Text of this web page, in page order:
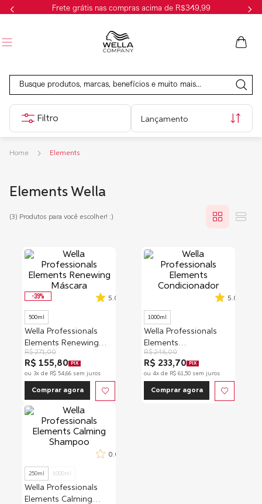
Frete grátis nas compras acima de R$349,99
Busque produtos, marcas, benefícios e muito mais...
Lançamento
Elements
Elements Wella
(3) Produtos para você escolher! :)
-39% 5.0
500ml
Wella Professionals
Elements Renewing
Máscara
R$ 271,00
R$ 155,80 PIX
ou 3x de R$ 54,66 sem juros
Comprar agora
5.0
1000ml
Wella Professionals
Elements
Condicionador
R$ 246,00
R$ 233,70 PIX
ou 4x de R$ 61,50 sem juros
Comprar agora
0.0
250ml 1000ml
Wella Professionals
Elements Calming